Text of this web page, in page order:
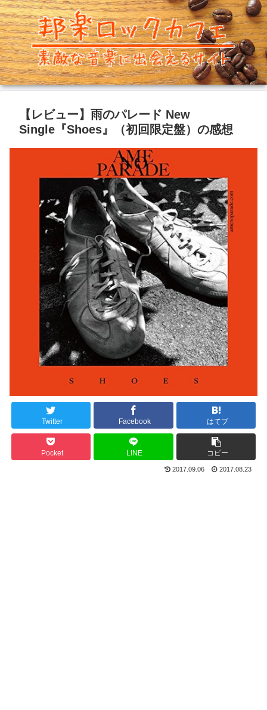
【レビュー】雨のパレード New
Single『Shoes』（初回限定盤）の感想
Twitter Facebook はてブ
Pocket LINE コピー
2017.09.06 2017.08.23